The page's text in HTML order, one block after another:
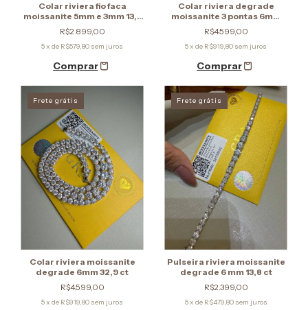
Colar riviera fio faca
moissanite 5mm e 3mm 13,7
ct
R$2.899,00
5x de R$579,80 sem juros
Colar riviera degrade
moissanite 3 pontas 6mm
30,8 ct
R$4.599,00
5x de R$919,80 sem juros
Frete grátis
Colar riviera moissanite
degrade 6mm 32,9 ct
R$4.599,00
5x de R$919,80 sem juros
Frete grátis
Pulseira riviera moissanite
degrade 6 mm 13,8 ct
R$2.399,00
5x de R$479,80 sem juros